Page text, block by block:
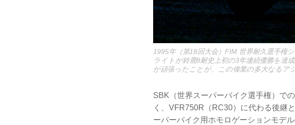
1995年（第18回大会）FIM 世界耐久選手権
ライトが鈴鹿8耐史上初の3年連続優勝を達
が頑張ったことが、この偉業の多大なる
SBK（世界スーパーバイク選手権）で
く、VFR750R（RC30）に代わる後継
ーパーバイク用ホモロゲーションモデ